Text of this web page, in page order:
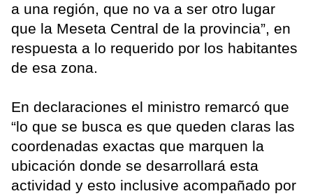
a una región, que no va a ser otro lugar
que la Meseta Central de la provincia”, en
respuesta a lo requerido por los habitantes
de esa zona.
En declaraciones el ministro remarcó que
“lo que se busca es que queden claras las
coordenadas exactas que marquen la
ubicación donde se desarrollará esta
actividad y esto inclusive acompañado por